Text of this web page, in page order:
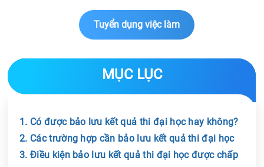
Tuyển dụng việc làm
MỤC LỤC
1. Có được bảo lưu kết quả thi đại học hay không?
2. Các trường hợp cần bảo lưu kết quả thi đại học
3. Điều kiện bảo lưu kết quả thi đại học được chấp